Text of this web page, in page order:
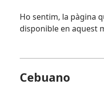
Ho sentim, la pàgina
disponible en aquest
Cebuano